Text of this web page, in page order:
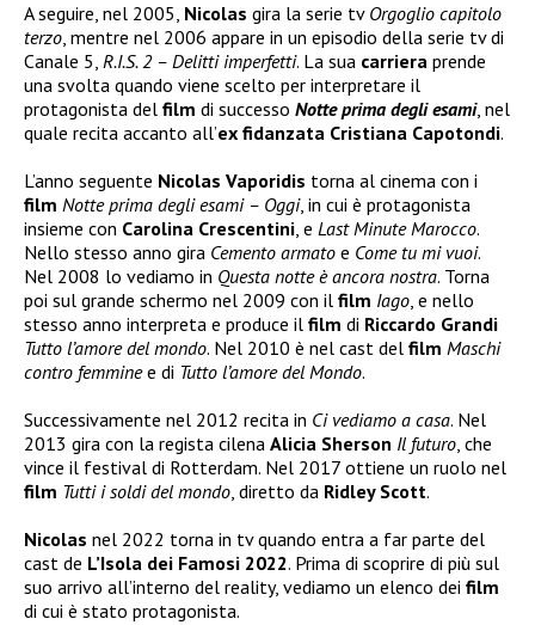
A seguire, nel 2005, Nicolas gira la serie tv Orgoglio capitolo
terzo, mentre nel 2006 appare in un episodio della serie tv di
Canale 5, R.I.S. 2 – Delitti imperfetti. La sua carriera prende
una svolta quando viene scelto per interpretare il
protagonista del film di successo Notte prima degli esami, nel
quale recita accanto all’ex fidanzata Cristiana Capotondi.
L’anno seguente Nicolas Vaporidis torna al cinema con i
film Notte prima degli esami – Oggi, in cui è protagonista
insieme con Carolina Crescentini, e Last Minute Marocco.
Nello stesso anno gira Cemento armato e Come tu mi vuoi.
Nel 2008 lo vediamo in Questa notte è ancora nostra. Torna
poi sul grande schermo nel 2009 con il film Iago, e nello
stesso anno interpreta e produce il film di Riccardo Grandi
Tutto l’amore del mondo. Nel 2010 è nel cast del film Maschi
contro femminee di Tutto l’amore del Mondo.
Successivamente nel 2012 recita in Ci vediamo a casa. Nel
2013 gira con la regista cilena Alicia Sherson Il futuro, che
vince il festival di Rotterdam. Nel 2017 ottiene un ruolo nel
film Tutti i soldi del mondo, diretto da Ridley Scott.
Nicolas nel 2022 torna in tv quando entra a far parte del
cast de L’Isola dei Famosi 2022. Prima di scoprire di più sul
suo arrivo all’interno del reality, vediamo un elenco dei film
di cui è stato protagonista.